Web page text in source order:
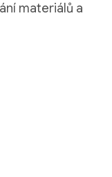
materiálů a